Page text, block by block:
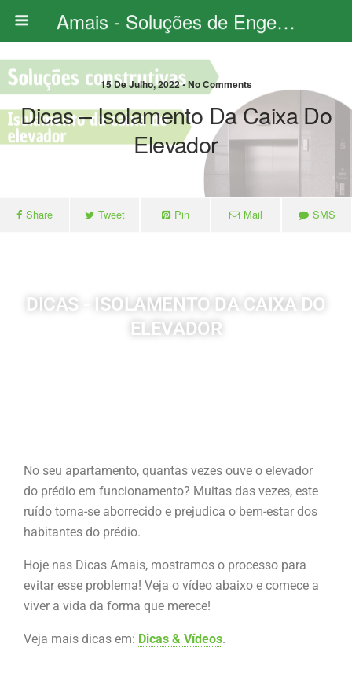
Amais - Soluções de Engenharia
15 De Julho, 2022 • No Comments
Dicas – Isolamento Da Caixa Do
Elevador
Share Tweet Pin Mail SMS
DICAS - ISOLAMENTO DA CAIXA DO
ELEVADOR
No seu apartamento, quantas vezes ouve o elevador
do prédio em funcionamento? Muitas das vezes, este
ruído torna-se aborrecido e prejudica o bem-estar dos
habitantes do prédio.
Hoje nas Dicas Amais, mostramos o processo para
evitar esse problema! Veja o vídeo abaixo e comece a
viver a vida da forma que merece!
Veja mais dicas em: Dicas & Vídeos.